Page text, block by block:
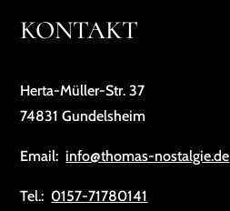
KONTAKT
Herta-Müller-Str. 37
74831 Gundelsheim
Email: info@thomas-nostalgie.de
Tel.: 0157-71780141